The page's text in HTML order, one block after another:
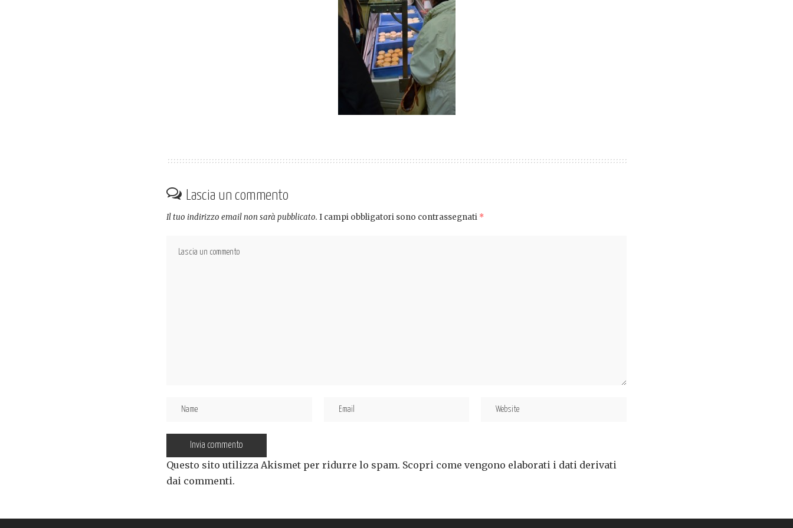
Lascia un commento
Il tuo indirizzo email non sarà pubblicato. I campi obbligatori sono contrassegnati *
Questo sito utilizza Akismet per ridurre lo spam. Scopri come vengono elaborati i dati derivati
dai commenti.